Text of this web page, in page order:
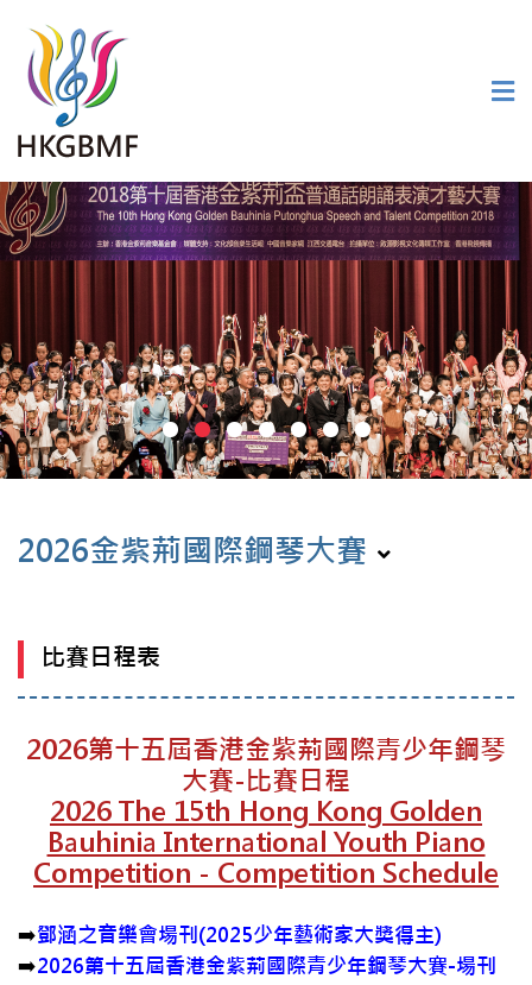
2026金紫荊國際鋼琴大賽
比賽日程表
2026第十五屆香港金紫荊國際青少年鋼琴
大賽-比賽日程
2026 The 15th Hong Kong Golden
Bauhinia International Youth Piano
Competition - Competition Schedule
➡️鄧涵之音樂會場刊(2025少年藝術家大獎得主)
➡️2026第十五屆香港金紫荊國際青少年鋼琴大賽-場刊